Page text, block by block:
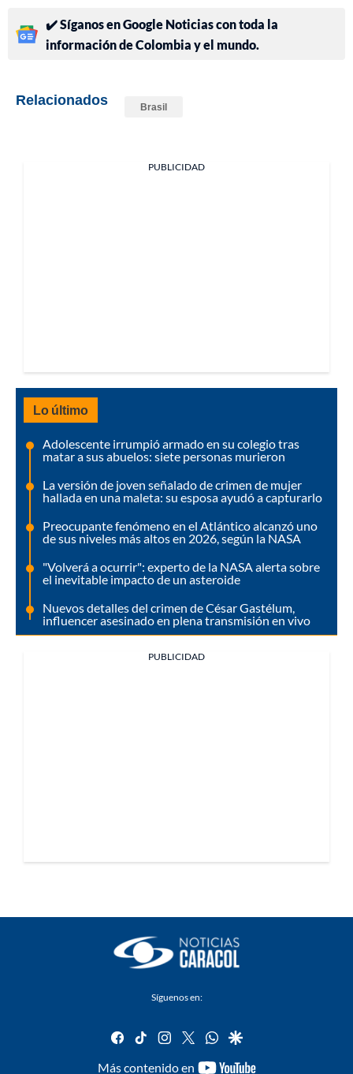
✔️ Síganos en Google Noticias con toda la
información de Colombia y el mundo.
Relacionados Brasil
PUBLICIDAD
Lo último
Adolescente irrumpió armado en su colegio tras
matar a sus abuelos: siete personas murieron
La versión de joven señalado de crimen de mujer
hallada en una maleta: su esposa ayudó a capturarlo
Preocupante fenómeno en el Atlántico alcanzó uno
de sus niveles más altos en 2026, según la NASA
"Volverá a ocurrir": experto de la NASA alerta sobre
el inevitable impacto de un asteroide
Nuevos detalles del crimen de César Gastélum,
influencer asesinado en plena transmisión en vivo
PUBLICIDAD
Síguenos en:
facebook
tiktok instagram
twitterwhatsapp
google
Más contenido en
youtube-